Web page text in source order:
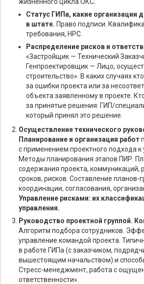
Статус ГИПа, какие организации
в штате. Право подписи.
требования, НРС.
Распределение рисков и
«Застройщик — Технический
Генпроектировщик — Лицо,
строительство». В каких случаях
за ошибки проекта или за
объекта заявленному в проекте.
за принятые решения: ГИП/
который принял это решение.
Осуществление технического
Планирование и организация работ
с применением проектного подхода к
Методы планирования этапов ПИР.
содержания проекта, коммуникаций,
сроков, рисков. Составление
координации, согласования,
Управление рисками: их
управления.
Руководство проектной группой.
Алгоритм подбора сотрудников.
управление командой проекта.
в работе ГИПа (с заказчиком,
вышестоящим начальством) и
Стресс-менеджмент, работа с
ответственности».